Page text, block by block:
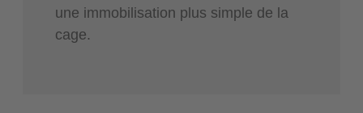
une immobilisation plus simple de la
cage.